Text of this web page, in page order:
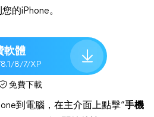
的iPhone。
軟體
8/7/XP
免費下載
到電腦，在主介面上點擊“手機